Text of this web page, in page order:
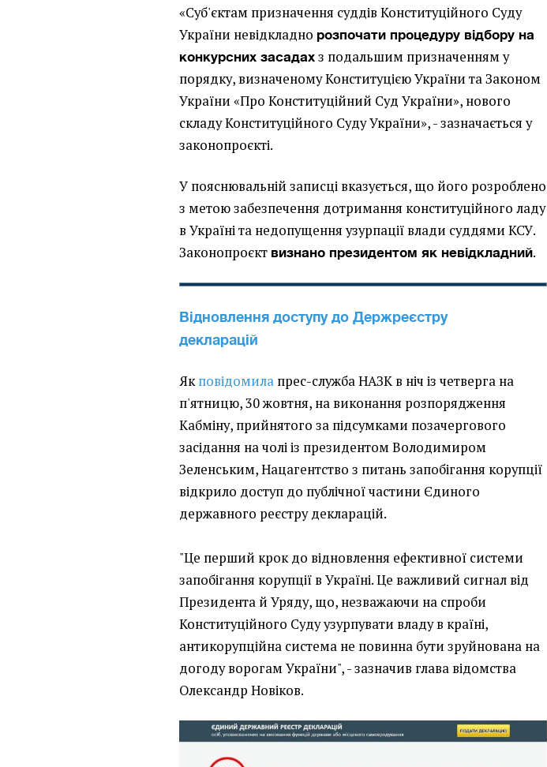
«Суб'єктам призначення суддів Конституційного Суду
України невідкладно розпочати процедуру відбору на
конкурсних засадах з подальшим призначенням у
порядку, визначеному Конституцією України та Законом
України «Про Конституційний Суд України», нового
складу Конституційного Суду України», - зазначається у
законопроєкті.
У пояснювальній записці вказується, що його розроблено
з метою забезпечення дотримання конституційного ладу
в Україні та недопущення узурпації влади суддями КСУ.
Законопроєкт визнано президентом як невідкладний.
Відновлення доступу до Держреєстру
декларацій
Якповідомила прес-служба НАЗК в ніч із четверга на
п'ятницю, 30 жовтня, на виконання розпорядження
Кабміну, прийнятого за підсумками позачергового
засідання на чолі із президентом Володимиром
Зеленським, Нацагентство з питань запобігання корупції
відкрило доступ до публічної частини Єдиного
державного реєстру декларацій.
"Це перший крок до відновлення ефективної системи
запобігання корупції в Україні. Це важливий сигнал від
Президента й Уряду, що, незважаючи на спроби
Конституційного Суду узурпувати владу в країні,
антикорупційна система не повинна бути зруйнована на
догоду ворогам України", - зазначив глава відомства
Олександр Новіков.